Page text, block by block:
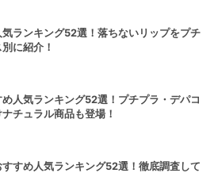
ランキング52選！落ちないリップをプチ
に紹介！
人気ランキング52選！プチプラ・デパコ
チュラル商品も登場！
すめ人気ランキング52選！徹底調査して